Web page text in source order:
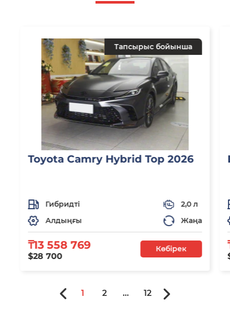
Тапсырыс бойынша
Toyota Camry Hybrid Top 2026
Гибридті
2,0 л
Алдыңғы
Жаңа
₸13 558 769
$28 700
Көбірек
1 2 ... 12